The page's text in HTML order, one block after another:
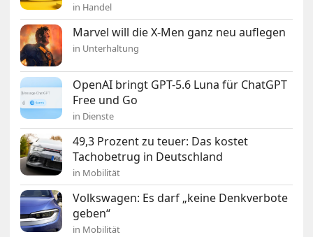
in Handel
Marvel will die X-Men ganz neu auflegen
in Unterhaltung
OpenAI bringt GPT-5.6 Luna für ChatGPT
Free und Go
in Dienste
49,3 Prozent zu teuer: Das kostet
Tachobetrug in Deutschland
in Mobilität
Volkswagen: Es darf „keine Denkverbote
geben“
in Mobilität